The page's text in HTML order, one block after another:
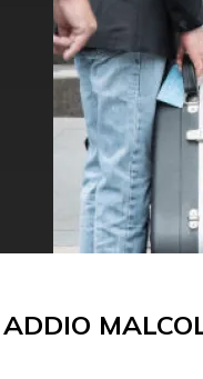
ADDIO